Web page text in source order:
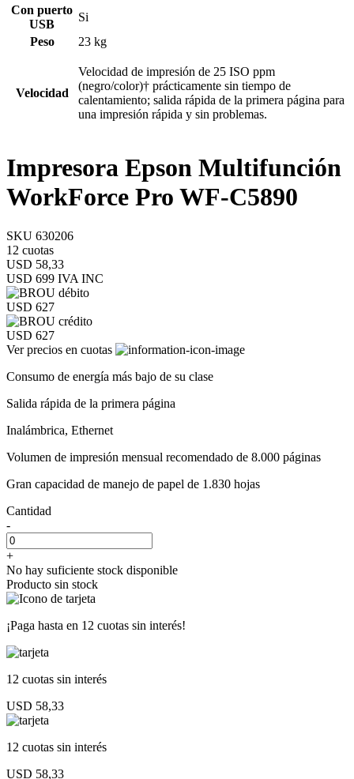
Con puerto
USB
Si
Peso
23 kg
Velocidad
Velocidad de impresión de 25 ISO ppm
(negro/color)† prácticamente sin tiempo de
calentamiento; salida rápida de la primera página para
una impresión rápida y sin problemas.
Impresora Epson Multifunción
WorkForce Pro WF-C5890
SKU 630206
12 cuotas
USD 58,33
USD 699 IVA INC
USD 627
USD 627
Ver precios en cuotas
Consumo de energía más bajo de su clase
Salida rápida de la primera página
Inalámbrica, Ethernet
Volumen de impresión mensual recomendado de 8.000 páginas
Gran capacidad de manejo de papel de 1.830 hojas
Cantidad
-
+
No hay suficiente stock disponible
Producto sin stock
¡Paga hasta en 12 cuotas sin interés!
12 cuotas sin interés
USD 58,33
12 cuotas sin interés
USD 58,33